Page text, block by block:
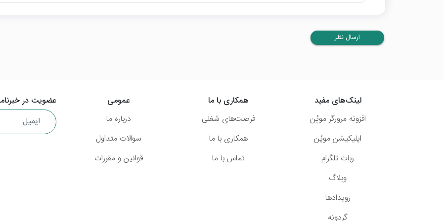
ارسال نظر
عضویت در
لینک‌های مفید
افزونه مرورگر موپُن
اپلیکیشن موپُن
ربات تلگرام
وبلاگ
رویدادها
گردونه
همکاری با ما
فرصت‌های شغلی
همکاری با ما
تماس با ما
عمومی
درباره ما
سوالات متداول
قوانین و مقررات